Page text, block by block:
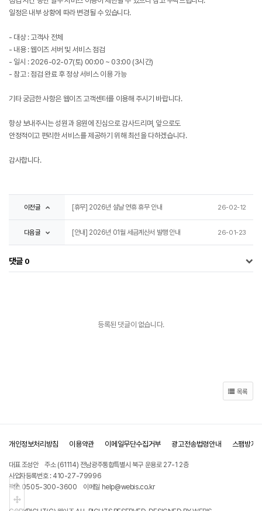
일정은 내부 상황에 따라 변경될 수 있습니다.
- 대상 : 고객사 전체
- 내용 : 웹이즈 서버 및 서비스 점검
- 일시 : 2026-02-07(토) 00:00 ~ 03:00 (3시간)
- 참고 : 점검 완료 후 정상 서비스 이용 가능
기타 궁금한 사항은 웹이즈 고객센터를 이용해 주시기 바랍니다.
항상 보내주시는 성원과 응원에 진심으로 감사드리며, 앞으로도
안정적이고 편리한 서비스를 제공하기 위해 최선을 다하겠습니다.
감사합니다.
이전글 [휴무] 2026년 설날 연휴 휴무 안내 26-02-12
다음글 [안내] 2026년 01월 세금계산서 발행 안내 26-01-23
댓글 0
등록된 댓글이 없습니다.
목록
개인정보처리방침 이용약관 이메일무단수집거부 광고전송법령안내 스팸방지
대표 조성안
주소 (61114) 전남광주통합특별시 북구 운용로 27-1 2층
사업자등록번호 : 410-27-79996
팩스 0505-300-3600
이메일 help@webis.co.kr
상단으로
중간으로